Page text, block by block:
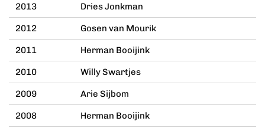
2013 Dries Jonkman
2012 Gosen van Mourik
2011 Herman Booijink
2010 Willy Swartjes
2009 Arie Sijbom
2008 Herman Booijink